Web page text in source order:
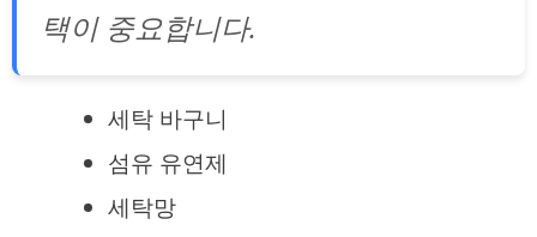
택이 중요합니다.
세탁 바구니
섬유 유연제
세탁망